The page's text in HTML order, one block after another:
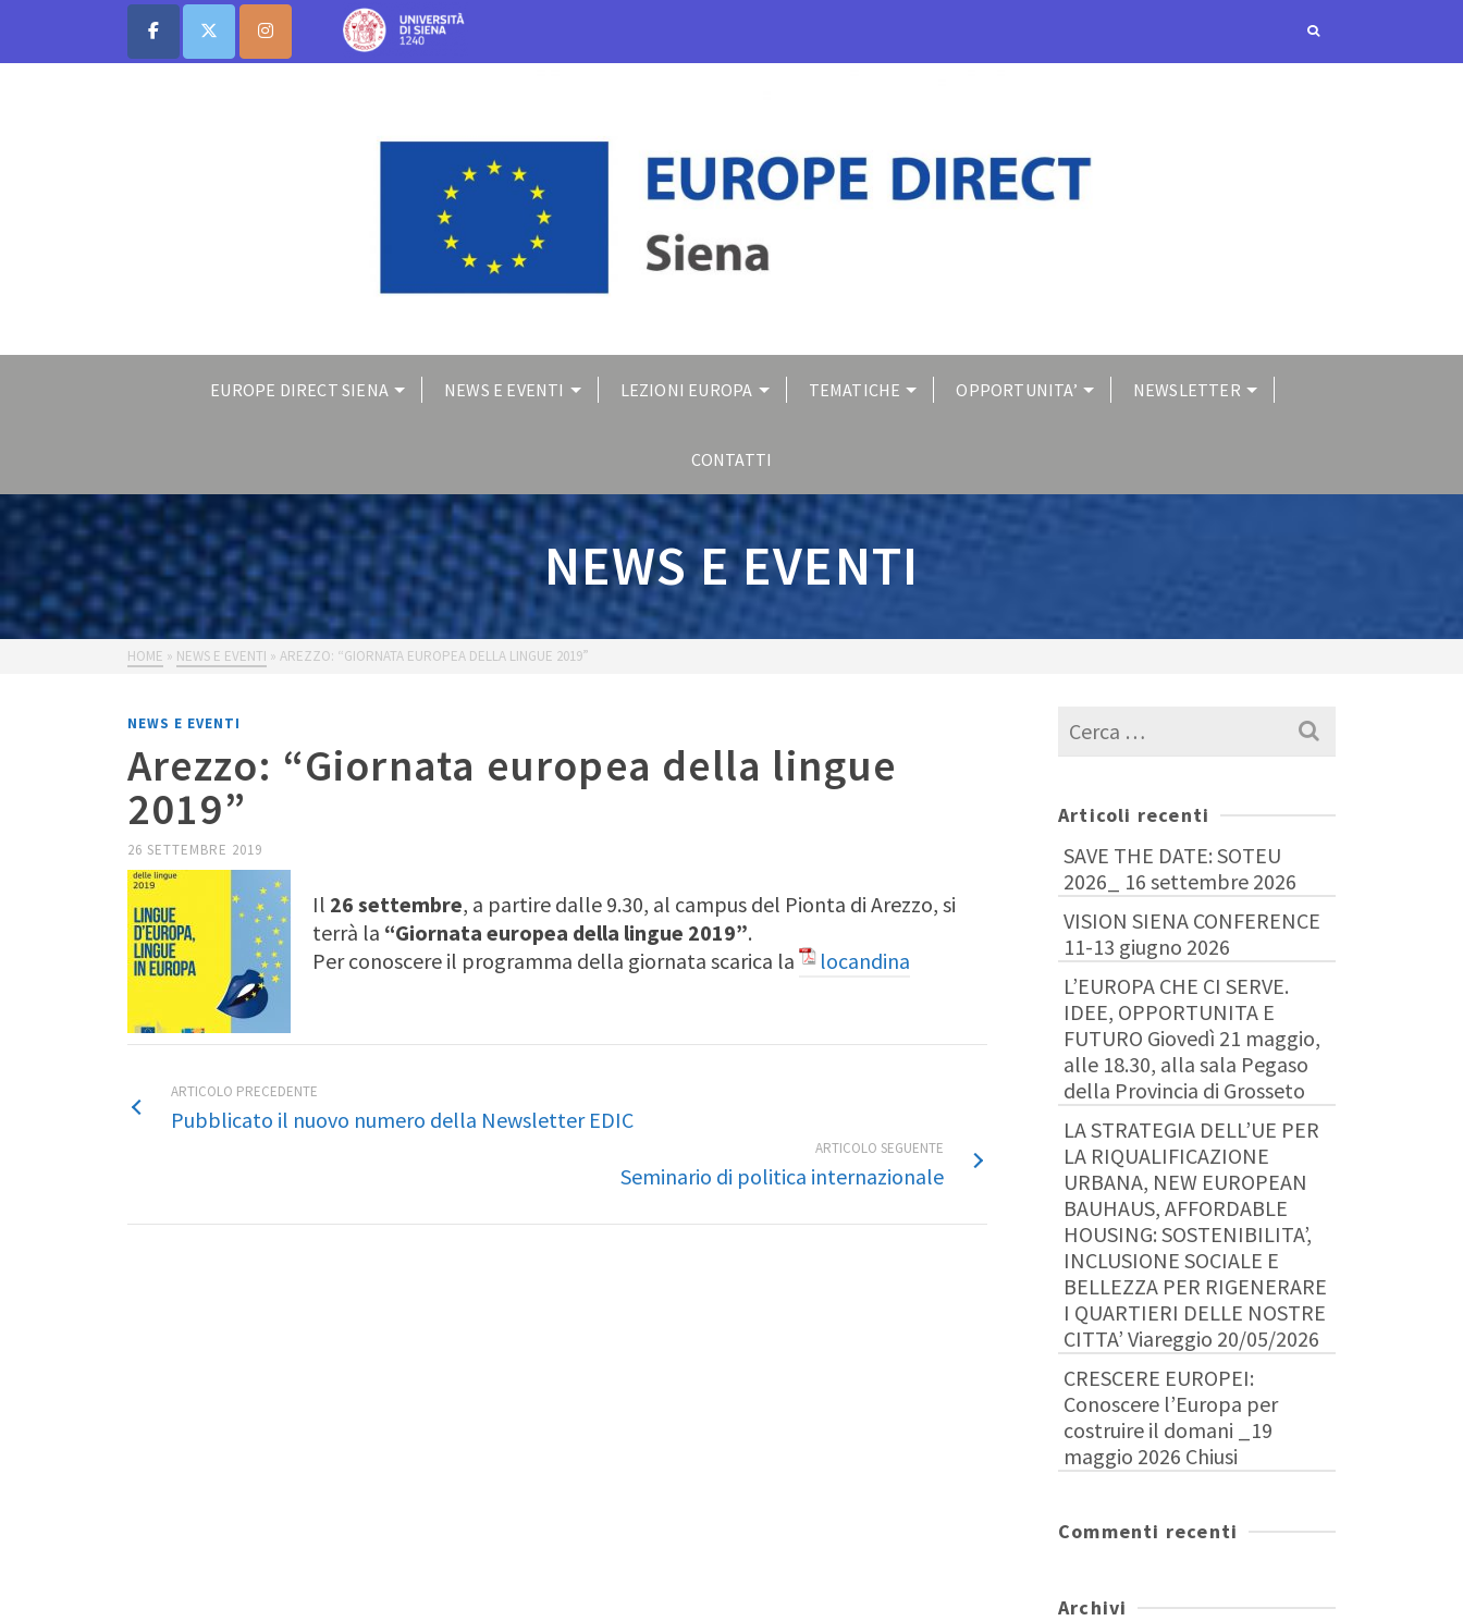
EUROPE DIRECT SIENA NEWS E EVENTI LEZIONI EUROPA TEMATICHE OPPORTUNITA’ NEWSLETTER
CONTATTI
NEWS E EVENTI
HOME » NEWS E EVENTI » AREZZO: “GIORNATA EUROPEA DELLA LINGUE 2019”
NEWS E EVENTI
Arezzo: “Giornata europea della lingue
2019”
26 SETTEMBRE 2019
Il 26 settembre, a partire dalle 9.30, al campus del Pionta di Arezzo, si
terrà la “Giornata europea della lingue 2019”.
Per conoscere il programma della giornata scarica la
locandina
ARTICOLO PRECEDENTE
Pubblicato il nuovo numero della Newsletter EDIC
ARTICOLO SEGUENTE
Seminario di politica internazionale
Cerca
per:
Articoli recenti
SAVE THE DATE: SOTEU
2026_ 16 settembre 2026
VISION SIENA CONFERENCE
11-13 giugno 2026
L’EUROPA CHE CI SERVE.
IDEE, OPPORTUNITA E
FUTURO Giovedì 21 maggio,
alle 18.30, alla sala Pegaso
della Provincia di Grosseto
LA STRATEGIA DELL’UE PER
LA RIQUALIFICAZIONE
URBANA, NEW EUROPEAN
BAUHAUS, AFFORDABLE
HOUSING: SOSTENIBILITA’,
INCLUSIONE SOCIALE E
BELLEZZA PER RIGENERARE
I QUARTIERI DELLE NOSTRE
CITTA’ Viareggio 20/05/2026
CRESCERE EUROPEI:
Conoscere l’Europa per
costruire il domani _19
maggio 2026 Chiusi
Commenti recenti
Archivi